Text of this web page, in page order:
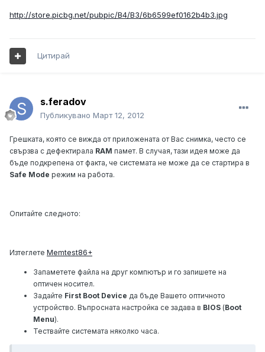
http://store.picbg.net/pubpic/B4/B3/6b6599ef0162b4b3.jpg
Цитирай
s.feradov
Публикувано Март 12, 2012
Грешката, която се вижда от приложената от Вас снимка, често се
свързва с дефектирала RAM памет. В случая, тази идея може да
бъде подкрепена от факта, че системата не може да се стартира в
Safe Mode режим на работа.
Опитайте следното:
Изтеглете Memtest86+
Запаметете файла на друг компютър и го запишете на
оптичен носител.
Задайте First Boot Device да бъде Вашето оптичното
устройство. Въпросната настройка се задава в BIOS (Boot
Menu).
Тествайте системата няколко часа.